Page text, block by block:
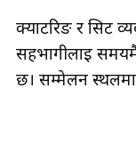
क्याटरिङ र सिट
सहभागीलाई
छ। सम्मेलन स्थलमा